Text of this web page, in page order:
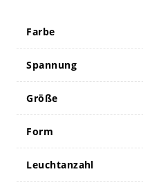
Farbe
Spannung
Größe
Form
Leuchtanzahl